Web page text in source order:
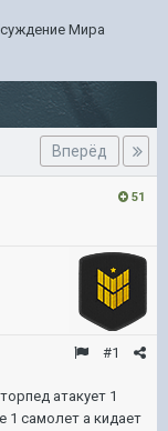
Мира
Вперёд
51
#1
атакует 1
1 самолет а кидает